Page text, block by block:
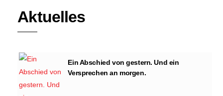
Aktuelles
Ein Abschied von gestern. Und ein
Versprechen an morgen.